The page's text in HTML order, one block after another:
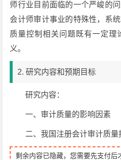
师行业目前面临的一个严峻的
会计师审计事业的特殊性，系
质量控制相关问题既有一定理
义。
2. 研究内容和预期目标
研究内容：
一、审计质量的影响因素
二、我国注册会计审计质量
剩余内容已隐藏，您需要先支付后